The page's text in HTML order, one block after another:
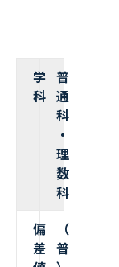
学
科
普
通
科
・
理
数
科
偏
差
（
普